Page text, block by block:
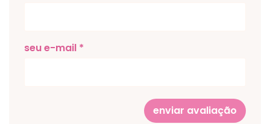
seu e-mail *
enviar avaliação